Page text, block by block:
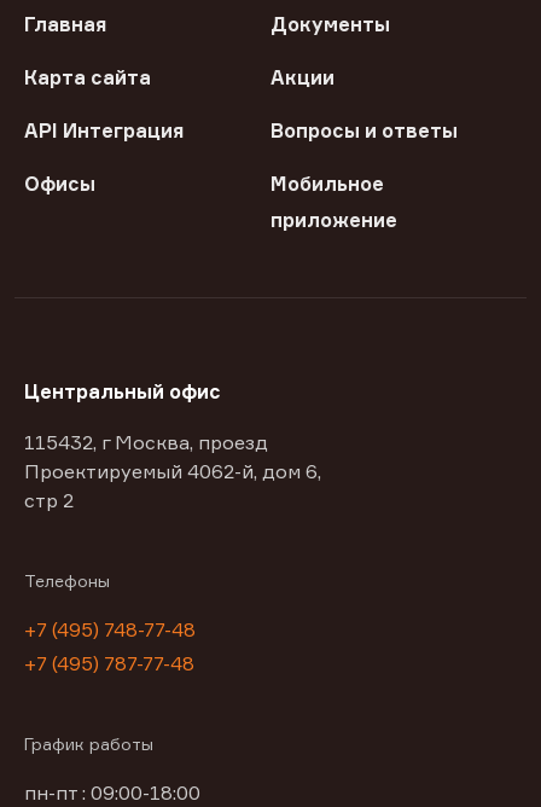
Главная Документы
Карта сайта Акции
API Интеграция Вопросы и ответы
Офисы
Мобильное
приложение
Центральный офис
115432, г Москва, проезд
Проектируемый 4062-й, дом 6,
стр 2
Телефоны
+7 (495) 748-77-48
+7 (495) 787-77-48
График работы
пн-пт : 09:00-18:00